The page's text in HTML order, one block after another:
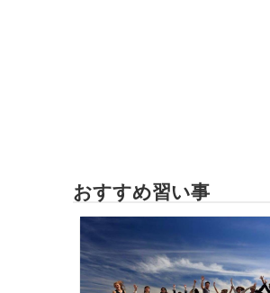
おすすめ習い事